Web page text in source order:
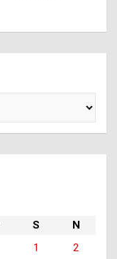
S
N
1
2